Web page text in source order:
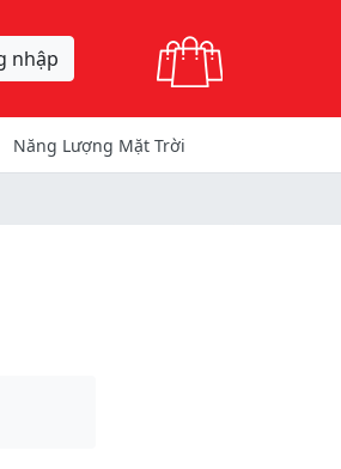
nhập
Năng Lượng Mặt Trời